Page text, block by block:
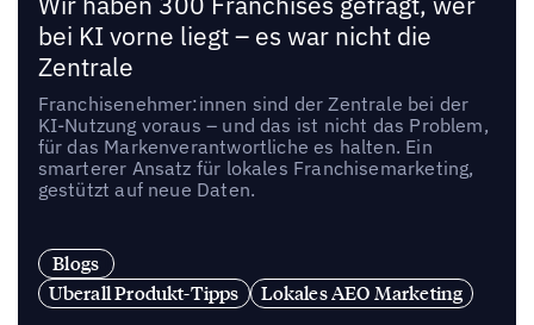
bei KI vorne liegt – es war nicht die
Zentrale
Franchisenehmer:innen sind der Zentrale bei der
KI-Nutzung voraus – und das ist nicht das Problem,
für das Markenverantwortliche es halten. Ein
smarterer Ansatz für lokales Franchisemarketing,
gestützt auf neue Daten.
Blogs
Uberall Produkt-Tipps
Lokales AEO Marketing